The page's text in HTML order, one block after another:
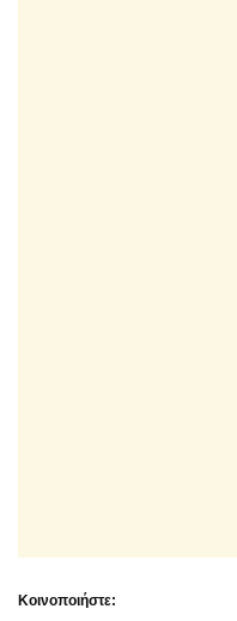
Κοινοποιήστε: